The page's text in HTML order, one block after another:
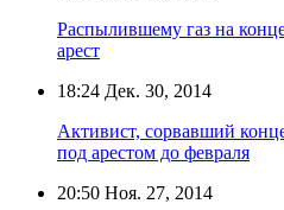
Распылившему газ на
арест
18:24 Дек. 30, 2014
Активист, сорвавший
под арестом до февраля
20:50 Ноя. 27, 2014